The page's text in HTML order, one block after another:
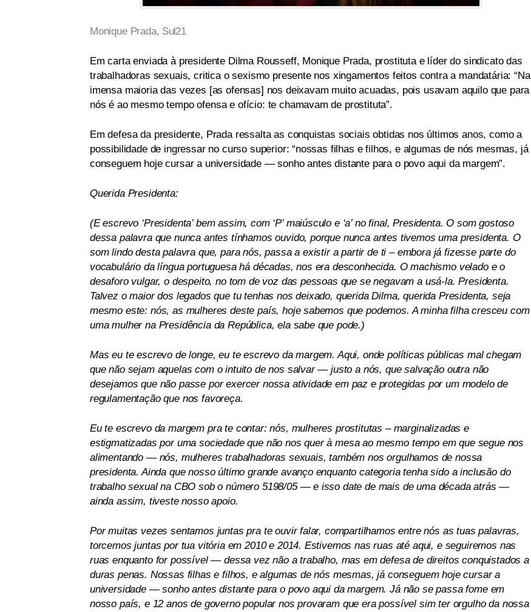
Monique Prada, Sul21
Em carta enviada à presidente Dilma Rousseff, Monique Prada, prostituta e líder do sindicato das
trabalhadoras sexuais, critica o sexismo presente nos xingamentos feitos contra a mandatária: “Na
imensa maioria das vezes [as ofensas] nos deixavam muito acuadas, pois usavam aquilo que para
nós é ao mesmo tempo ofensa e ofício: te chamavam de prostituta”.
Em defesa da presidente, Prada ressalta as conquistas sociais obtidas nos últimos anos, como a
possibilidade de ingressar no curso superior: “nossas filhas e filhos, e algumas de nós mesmas, já
conseguem hoje cursar a universidade — sonho antes distante para o povo aqui da margem”.
Querida Presidenta:
(E escrevo ‘Presidenta’ bem assim, com ‘P’ maiúsculo e ‘a’ no final, Presidenta. O som gostoso
dessa palavra que nunca antes tínhamos ouvido, porque nunca antes tivemos uma presidenta. O
som lindo desta palavra que, para nós, passa a existir a partir de ti – embora já fizesse parte do
vocabulário da língua portuguesa há décadas, nos era desconhecida. O machismo velado e o
desaforo vulgar, o despeito, no tom de voz das pessoas que se negavam a usá-la. Presidenta.
Talvez o maior dos legados que tu tenhas nos deixado, querida Dilma, querida Presidenta, seja
mesmo este: nós, as mulheres deste país, hoje sabemos que podemos. A minha filha cresceu com
uma mulher na Presidência da República, ela sabe que pode.)
Mas eu te escrevo de longe, eu te escrevo da margem. Aqui, onde políticas públicas mal chegam
que não sejam aquelas com o intuito de nos salvar — justo a nós, que salvação outra não
desejamos que não passe por exercer nossa atividade em paz e protegidas por um modelo de
regulamentação que nos favoreça.
Eu te escrevo da margem pra te contar: nós, mulheres prostitutas – marginalizadas e
estigmatizadas por uma sociedade que não nos quer à mesa ao mesmo tempo em que segue nos
alimentando — nós, mulheres trabalhadoras sexuais, também nos orgulhamos de nossa
presidenta. Ainda que nosso último grande avanço enquanto categoria tenha sido a inclusão do
trabalho sexual na CBO sob o número 5198/05 — e isso date de mais de uma década atrás —
ainda assim, tiveste nosso apoio.
Por muitas vezes sentamos juntas pra te ouvir falar, compartilhamos entre nós as tuas palavras,
torcemos juntas por tua vitória em 2010 e 2014. Estivemos nas ruas até aqui, e seguiremos nas
ruas enquanto for possível — dessa vez não a trabalho, mas em defesa de direitos conquistados a
duras penas. Nossas filhas e filhos, e algumas de nós mesmas, já conseguem hoje cursar a
universidade — sonho antes distante para o povo aqui da margem. Já não se passa fome em
nosso país, e 12 anos de governo popular nos provaram que era possível sim ter orgulho da nossa